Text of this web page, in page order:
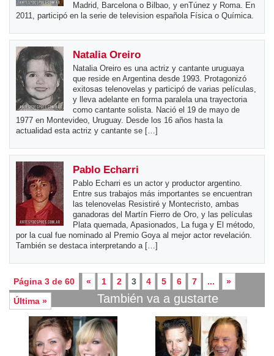
Madrid, Barcelona o Bilbao, y enTúnez y Roma. En
2011, participó en la serie de television española Física o Química.
Natalia Oreiro
Natalia Oreiro es una actriz y cantante uruguaya
que reside en Argentina desde 1993. Protagonizó
exitosas telenovelas y participó de varias películas,
y lleva adelante en forma paralela una trayectoria
como cantante solista. Nació el 19 de mayo de
1977 en Montevideo, Uruguay. Desde los 16 años hasta la
actualidad esta actriz y cantante se […]
Pablo Echarri
Pablo Echarri es un actor y productor argentino.
Entre sus trabajos más importantes se encuentran
las telenovelas Resistiré y Montecristo, ambas
ganadoras del Martín Fierro de Oro, y las películas
Plata quemada, Apasionados, La fuga y El método,
por la cual fue nominado al Premio Goya al mejor actor revelación.
También se destaca interpretando a […]
Página 3 de 60 « 1 2 3 4 5 6 7 ...
»
Última »
También va a gustarte